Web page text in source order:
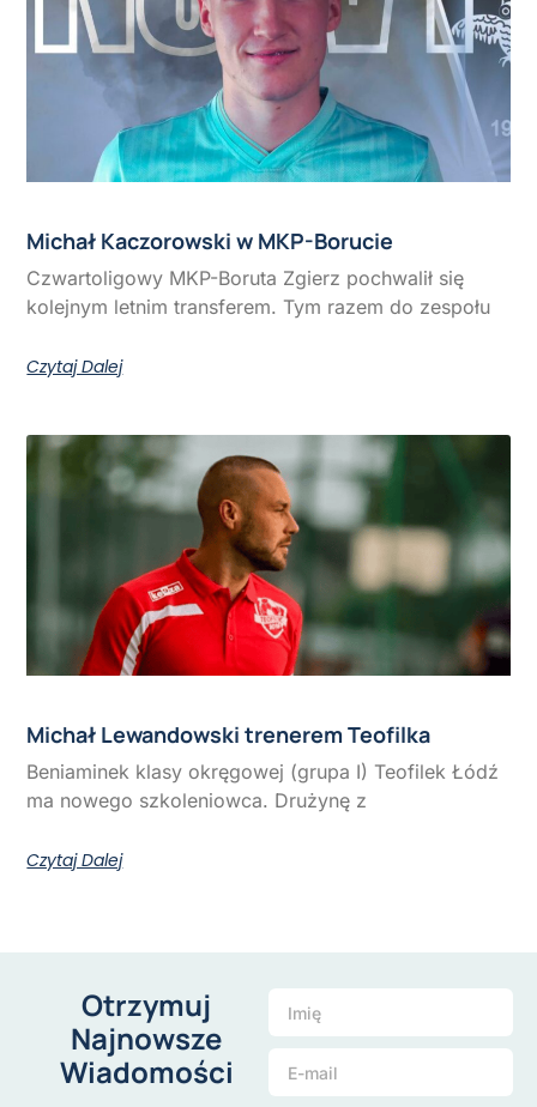
Michał Kaczorowski w MKP-Borucie
Czwartoligowy MKP-Boruta Zgierz pochwalił się
kolejnym letnim transferem. Tym razem do zespołu
Czytaj Dalej
Michał Lewandowski trenerem Teofilka
Beniaminek klasy okręgowej (grupa I) Teofilek Łódź
ma nowego szkoleniowca. Drużynę z
Czytaj Dalej
Otrzymuj
Najnowsze
Wiadomości